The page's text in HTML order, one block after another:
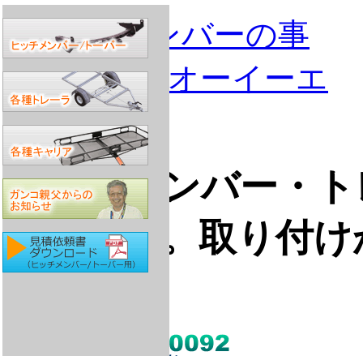
ヒッチメンバー・
アの販売。取り付